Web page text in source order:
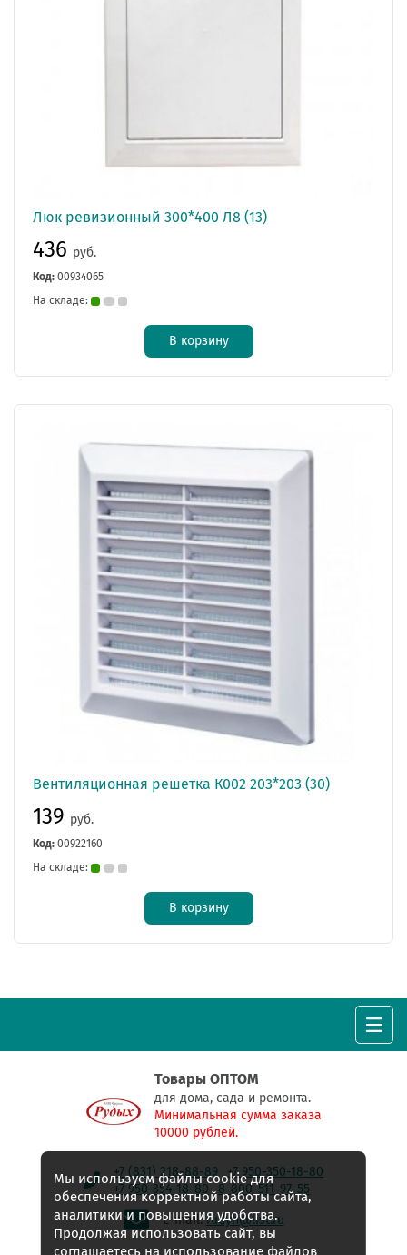
Люк ревизионный 300*400 Л8 (13)
436 руб.
Код: 00934065
На складе:
В корзину
Вентиляционная решетка К002 203*203 (30)
139 руб.
Код: 00922160
На складе:
В корзину
Товары ОПТОМ
для дома, сада и ремонта.
Минимальная сумма заказа
10000 рублей.
+7 (831) 218-88-89
+7 950-350-18-80
+7 950-354-18-80
8-800-511-97-55
E-mail:rudyh@list.ru
Мы используем файлы cookie для
обеспечения корректной работы сайта,
аналитики и повышения удобства.
Продолжая использовать сайт, вы
соглашаетесь на использование файлов